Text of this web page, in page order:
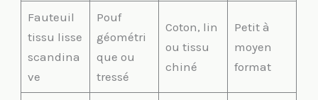
Fauteuil
tissu lisse
scandina
ve
Pouf
géométri
que ou
tressé
Coton, lin
ou tissu
chiné
Petit à
moyen
format